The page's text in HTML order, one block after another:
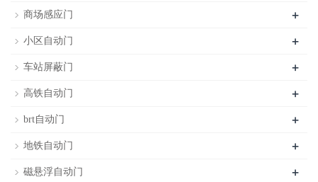
商场感应门 +
小区自动门 +
车站屏蔽门 +
高铁自动门 +
brt自动门 +
地铁自动门 +
磁悬浮自动门 +